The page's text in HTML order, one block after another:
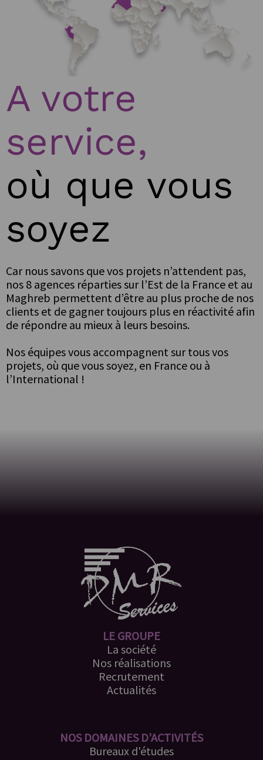
A votre
service,
où que vous
soyez
Car nous savons que vos projets n’attendent pas,
nos 8 agences réparties sur l’Est de la France et au
Maghreb permettent d’être au plus proche de nos
clients et de gagner toujours plus en réactivité afin
de répondre au mieux à leurs besoins.
Nos équipes vous accompagnent sur tous vos
projets, où que vous soyez, en France ou à
l’International !
LE GROUPE
La société
Nos réalisations
Recrutement
Actualités
NOS DOMAINES D’ACTIVITÉS
Bureaux d'études